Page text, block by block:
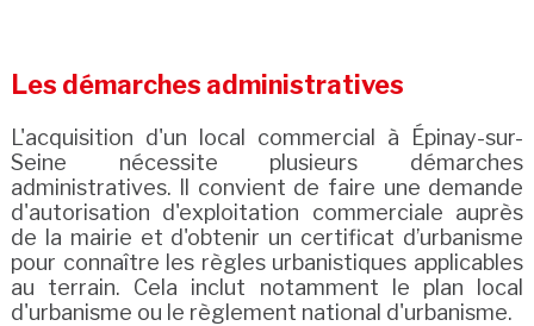
Les démarches administratives
L'acquisition d'un local commercial à Épinay-sur-
Seine nécessite plusieurs démarches
administratives. Il convient de faire une demande
d'autorisation d'exploitation commerciale auprès
de la mairie et d'obtenir un certificat d’urbanisme
pour connaître les règles urbanistiques applicables
au terrain. Cela inclut notamment le plan local
d'urbanisme ou le règlement national d'urbanisme.